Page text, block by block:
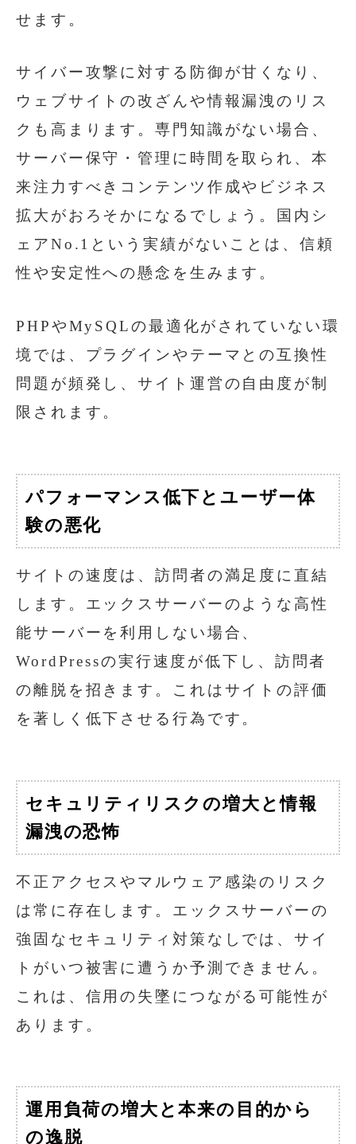
せます。
サイバー攻撃に対する防御が甘くなり、
ウェブサイトの改ざんや情報漏洩のリス
クも高まります。専門知識がない場合、
サーバー保守・管理に時間を取られ、本
来注力すべきコンテンツ作成やビジネス
拡大がおろそかになるでしょう。国内シ
ェアNo.1という実績がないことは、信頼
性や安定性への懸念を生みます。
PHPやMySQLの最適化がされていない環
境では、プラグインやテーマとの互換性
問題が頻発し、サイト運営の自由度が制
限されます。
パフォーマンス低下とユーザー体
験の悪化
サイトの速度は、訪問者の満足度に直結
します。エックスサーバーのような高性
能サーバーを利用しない場合、
WordPressの実行速度が低下し、訪問者
の離脱を招きます。これはサイトの評価
を著しく低下させる行為です。
セキュリティリスクの増大と情報
漏洩の恐怖
不正アクセスやマルウェア感染のリスク
は常に存在します。エックスサーバーの
強固なセキュリティ対策なしでは、サイ
トがいつ被害に遭うか予測できません。
これは、信用の失墜につながる可能性が
あります。
運用負荷の増大と本来の目的から
の逸脱